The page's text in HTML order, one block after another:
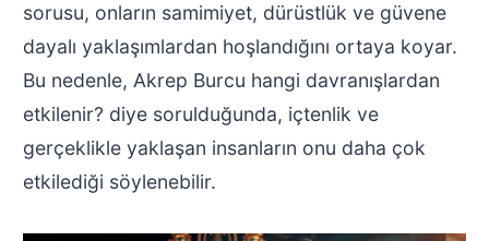
sorusu, onların samimiyet, dürüstlük ve güvene
dayalı yaklaşımlardan hoşlandığını ortaya koyar.
Bu nedenle, Akrep Burcu hangi davranışlardan
etkilenir? diye sorulduğunda, içtenlik ve
gerçeklikle yaklaşan insanların onu daha çok
etkilediği söylenebilir.